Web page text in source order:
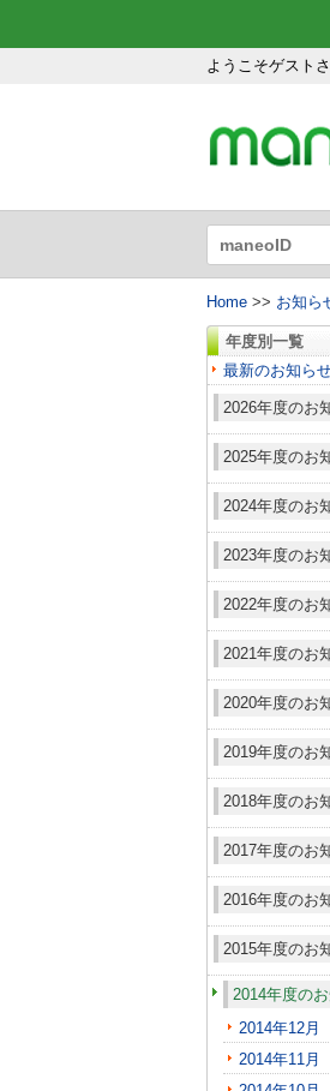
ようこそゲスト
Home >> お知ら
年度別一覧
最新のお知ら
2026年度のお
2025年度のお
2024年度のお
2023年度のお
2022年度のお
2021年度のお
2020年度のお
2019年度のお
2018年度のお
2017年度のお
2016年度のお
2015年度のお
2014年度の
2014年12月
2014年11月